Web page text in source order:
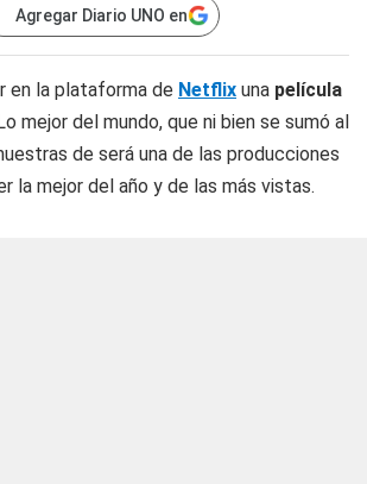
Agregar Diario UNO en
en la plataforma de Netflix una película
mejor del mundo, que ni bien se sumó al
de será una de las producciones
la mejor del año y de las más vistas.